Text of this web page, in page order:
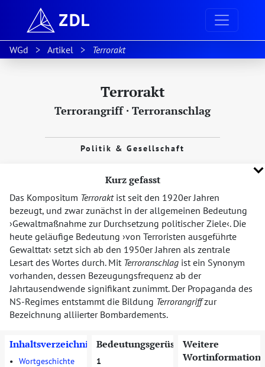
WGd Artikel Terrorakt
Terrorakt
Terrorangriff· Terroranschlag
Politik & Gesellschaft
Kurz gefasst
Das Kompositum Terroraktist seit den 1920er Jahren
bezeugt, und zwar zunächst in der allgemeinen Bedeutung
Gewaltmaßnahme zur Durchsetzung politischer Ziele . Die
heute geläufige Bedeutung von Terroristen ausgeführte
Gewalttat setzt sich ab den 1950er Jahren als zentrale
Lesart des Wortes durch. Mit Terroranschlag ist ein Synonym
vorhanden, dessen Bezeugungsfrequenz ab der
Jahrtausendwende signifikant zunimmt. Der Propaganda des
NS-Regimes entstammt die Bildung Terrorangriffzur
Bezeichnung alliierter Bombardements.
Inhaltsverzeichnis
• Wortgeschichte
Bedeutungsgerüst
1
Weitere